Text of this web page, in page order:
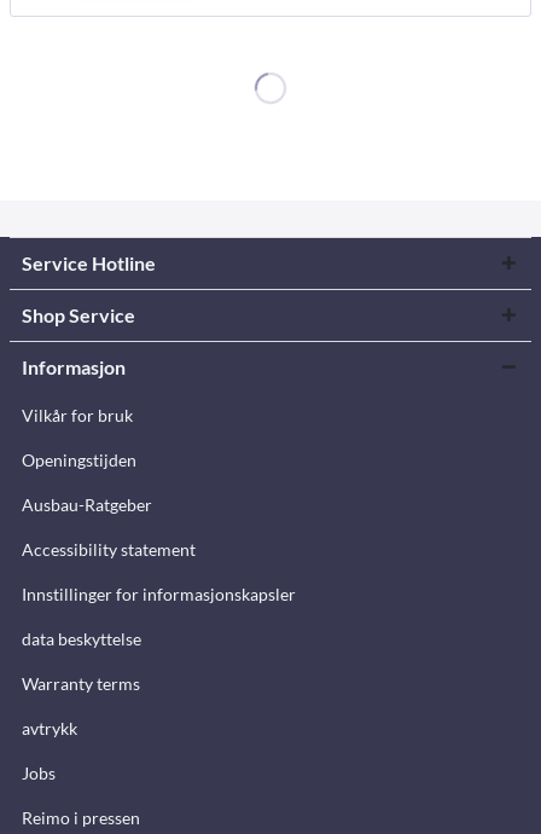
Service Hotline
Shop Service
Informasjon
Vilkår for bruk
Openingstijden
Ausbau-Ratgeber
Accessibility statement
Innstillinger for informasjonskapsler
data beskyttelse
Warranty terms
avtrykk
Jobs
Reimo i pressen